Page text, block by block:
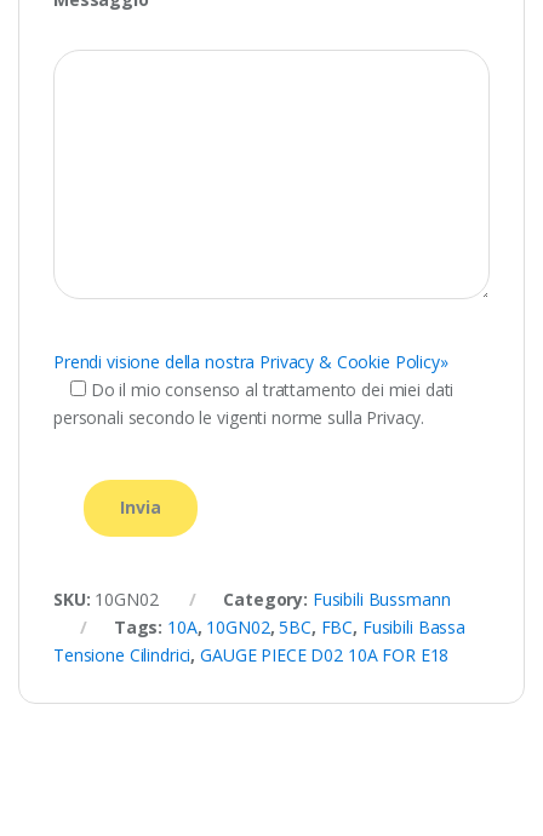
Prendi visione della nostra Privacy & Cookie Policy»
Do il mio consenso al trattamento dei miei dati
personali secondo le vigenti norme sulla Privacy.
SKU: 10GN02 Category: Fusibili Bussmann
Tags: 10A, 10GN02,5BC, FBC, Fusibili Bassa
Tensione Cilindrici,GAUGE PIECE D02 10A FOR E18